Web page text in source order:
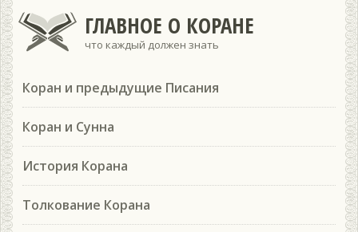
ГЛАВНОЕ О КОРАНЕ
что каждый должен знать
Коран и предыдущие Писания
Коран и Сунна
История Корана
Толкование Корана